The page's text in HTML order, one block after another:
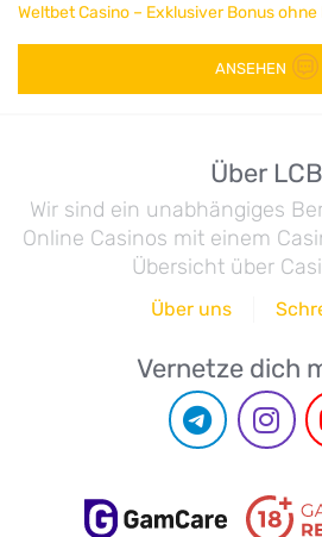
Weltbet Casino – Exklusiver Bonus
ANSEHEN
Über LCB
Wir sind ein unabhängiges
Online Casinos mit einem
Übersicht über
Über uns
Vernetze dich